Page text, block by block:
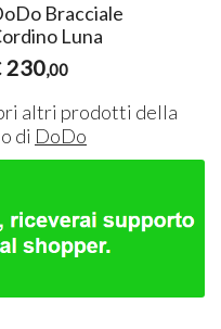
Bracciale
Luna
230,00
altri prodotti della
o di DoDo